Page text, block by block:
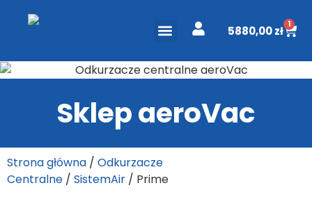
5880,00zł 1
Sklep aeroVac
Strona główna / Odkurzacze
Centralne / SistemAir / Prime